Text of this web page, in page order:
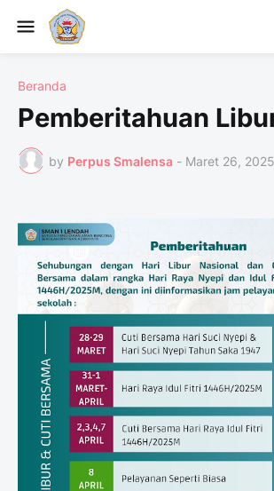
Beranda
Pemberitahuan
by Perpus Smalensa - Maret 26, 2025